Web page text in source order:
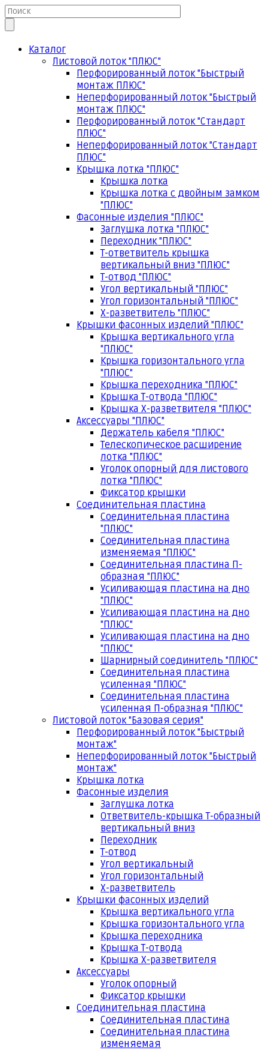
Каталог
Листовой лоток "ПЛЮС"
Перфорированный лоток "Быстрый
монтаж ПЛЮС"
Неперфорированный лоток "Быстрый
монтаж ПЛЮС"
Перфорированный лоток "Стандарт
ПЛЮС"
Неперфорированный лоток "Стандарт
ПЛЮС"
Крышка лотка "ПЛЮС"
Крышка лотка
Крышка лотка с двойным замком
"ПЛЮС"
Фасонные изделия "ПЛЮС"
Заглушка лотка "ПЛЮС"
Переходник "ПЛЮС"
Т-ответвитель крышка
вертикальный вниз "ПЛЮС"
Т-отвод "ПЛЮС"
Угол вертикальный "ПЛЮС"
Угол горизонтальный "ПЛЮС"
Х-разветвитель "ПЛЮС"
Крышки фасонных изделий "ПЛЮС"
Крышка вертикального угла
"ПЛЮС"
Крышка горизонтального угла
"ПЛЮС"
Крышка переходника "ПЛЮС"
Крышка Т-отвода "ПЛЮС"
Крышка Х-разветвителя "ПЛЮС"
Аксессуары "ПЛЮС"
Держатель кабеля "ПЛЮС"
Телескопическое расширение
лотка "ПЛЮС"
Уголок опорный для листового
лотка "ПЛЮС"
Фиксатор крышки
Соединительная пластина
Соединительная пластина
"ПЛЮС"
Соединительная пластина
изменяемая "ПЛЮС"
Соединительная пластина П-
образная "ПЛЮС"
Усиливающая пластина на дно
"ПЛЮС"
Усиливающая пластина на дно
"ПЛЮС"
Усиливающая пластина на дно
"ПЛЮС"
Шарнирный соединитель "ПЛЮС"
Соединительная пластина
усиленная "ПЛЮС"
Соединительная пластина
усиленная П-образная "ПЛЮС"
Листовой лоток "Базовая серия"
Перфорированный лоток "Быстрый
монтаж"
Неперфорированный лоток "Быстрый
монтаж"
Крышка лотка
Фасонные изделия
Заглушка лотка
Ответвитель-крышка Т-образный
вертикальный вниз
Переходник
Т-отвод
Угол вертикальный
Угол горизонтальный
Х-разветвитель
Крышки фасонных изделий
Крышка вертикального угла
Крышка горизонтального угла
Крышка переходника
Крышка Т-отвода
Крышка Х-разветвителя
Аксессуары
Уголок опорный
Фиксатор крышки
Соединительная пластина
Соединительная пластина
Соединительная пластина
изменяемая